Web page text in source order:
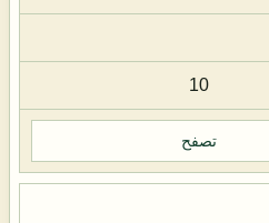
10
تصفح